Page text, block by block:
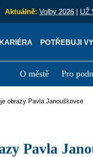
Aktuálně: Volby 2026 | UŽ
KARIÉRA POTŘEBUJI
O městě Pro
obrazy Pavla Janouškovce
Pavla